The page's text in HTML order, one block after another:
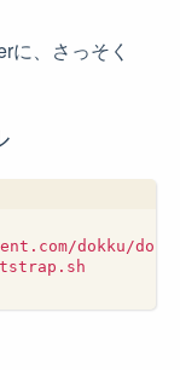
に、さっそく
dokku/